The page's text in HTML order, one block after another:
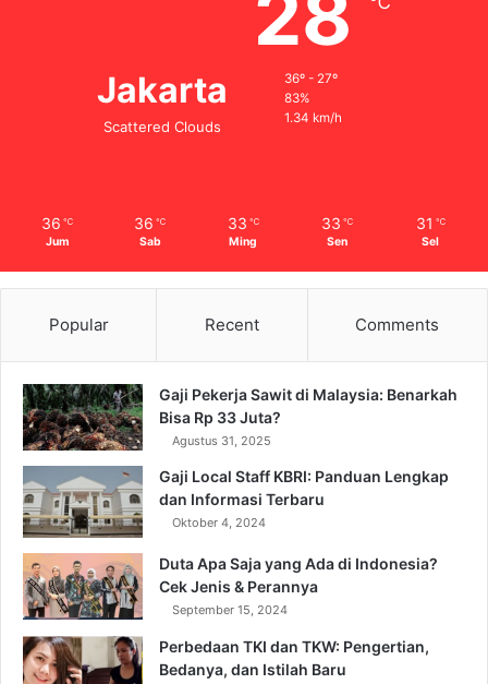
Jakarta
Scattered Clouds
36º - 27º
83%
1.34 km/h
36 ℃
Jum
36 ℃
Sab
33 ℃
Ming
33 ℃
Sen
31 ℃
Sel
Popular Recent Comments
Gaji Pekerja Sawit di Malaysia: Benarkah
Bisa Rp 33 Juta?
Agustus 31, 2025
Gaji Local Staff KBRI: Panduan Lengkap
dan Informasi Terbaru
Oktober 4, 2024
Duta Apa Saja yang Ada di Indonesia?
Cek Jenis & Perannya
September 15, 2024
Perbedaan TKI dan TKW: Pengertian,
Bedanya, dan Istilah Baru